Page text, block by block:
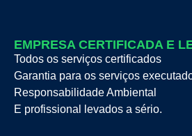
EMPRESA CERTIFICADA E
Todos os serviços certificados
Garantia para os serviços
Responsabilidade Ambiental
E profissional levados a sério.